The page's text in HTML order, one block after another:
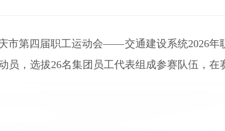
市第四届职工运动会——交通建设系统2026年
，选拔26名集团员工代表组成参赛队伍，在